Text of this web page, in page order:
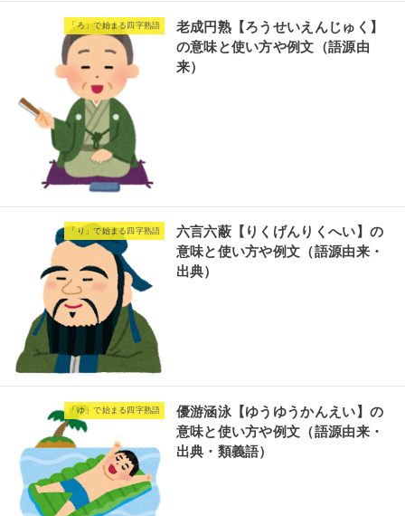
「ろ」で始まる四字熟語
老成円熟【ろうせいえんじゅく】
の意味と使い方や例文（語源由
来）
「り」で始まる四字熟語
六言六蔽【りくげんりくへい】の
意味と使い方や例文（語源由来・
出典）
「ゆ」で始まる四字熟語
優游涵泳【ゆうゆうかんえい】の
意味と使い方や例文（語源由来・
出典・類義語）